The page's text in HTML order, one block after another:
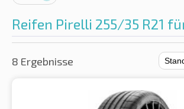
Reifen Pirelli 255/35 R21
8 Ergebnisse